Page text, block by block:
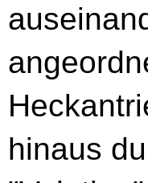
hinaus